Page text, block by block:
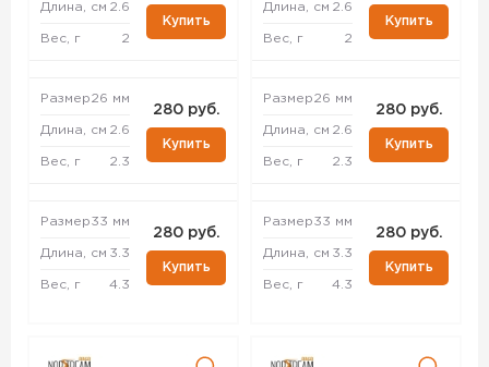
Длина, см 2.6
Вес, г 2
Купить
Размер26 мм
Длина, см 2.6
Вес, г 2.3
280 руб.
Купить
Размер33 мм
Длина, см 3.3
Вес, г 4.3
280 руб.
Купить
Длина, см 2.6
Вес, г 2
Купить
Размер26 мм
Длина, см 2.6
Вес, г 2.3
280 руб.
Купить
Размер33 мм
Длина, см 3.3
Вес, г 4.3
280 руб.
Купить